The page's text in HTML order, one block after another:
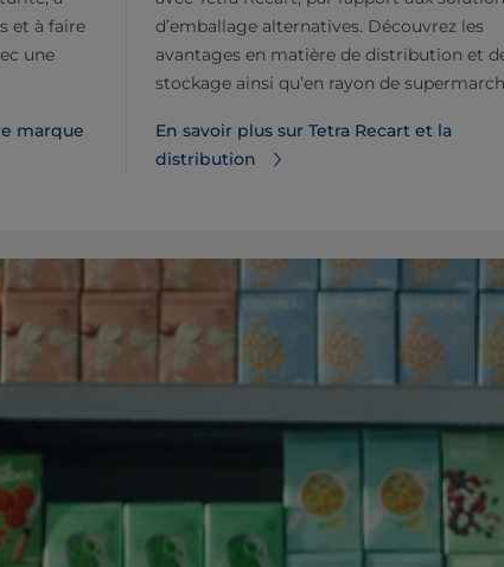
et à faire
une
marque
d’emballage alternatives. Découvrez les
avantages en matière de distribution et
stockage ainsi qu’en rayon de
En savoir plus sur Tetra Recart et la
distribution